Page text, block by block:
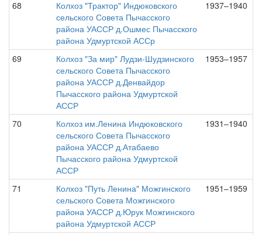
68
Колхоз "Трактор" Индюковского
сельского Совета Пычасского
района УАССР д.Ошмес Пычасского
района Удмуртской АССр
1937–1940
69
Колхоз "За мир" Лудзи-Шудзинского
сельского Совета Пычасского
района УАССР д.Денвайдор
Пычасского района Удмуртской
АССР
1953–1957
70
Колхоз им.Ленина Индюковского
сельского Совета Пычасского
района УАССР д.Атабаево
Пычасского района Удмуртской
АССР
1931–1940
71
Колхоз "Путь Ленина" Можгинского
сельского Совета Можгинского
района УАССР д.Юрук Можгинского
района Удмуртской АССР
1951–1959